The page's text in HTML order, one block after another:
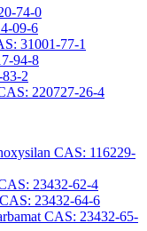
74-0
09-6
31001-77-1
94-8
2
220727-26-4
CAS: 116229-
23432-62-4
23432-64-6
CAS: 23432-65-